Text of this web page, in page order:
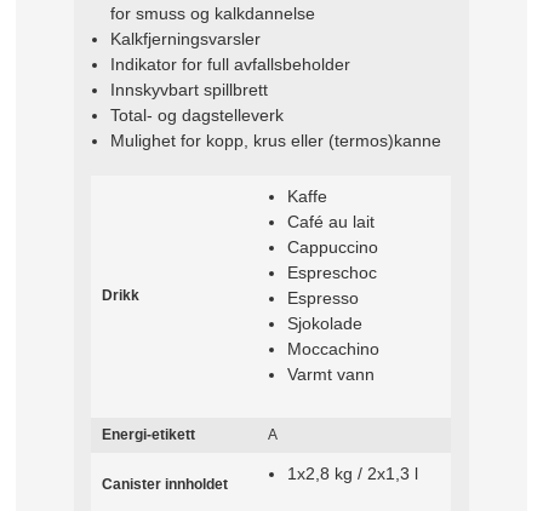
for smuss og kalkdannelse
Kalkfjerningsvarsler
Indikator for full avfallsbeholder
Innskyvbart spillbrett
Total- og dagstelleverk
Mulighet for kopp, krus eller (termos)kanne
Drikk
Kaffe
Café au lait
Cappuccino
Espreschoc
Espresso
Sjokolade
Moccachino
Varmt vann
Energi-etikett A
Canister innholdet
1x2,8 kg / 2x1,3 l